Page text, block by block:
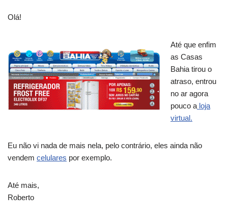
Olá!
Até que enfim
as Casas
Bahia tirou o
atraso, entrou
no ar agora
pouco a loja
virtual.
Eu não vi nada de mais nela, pelo contrário, eles ainda não
vendem celulares por exemplo.
Até mais,
Roberto